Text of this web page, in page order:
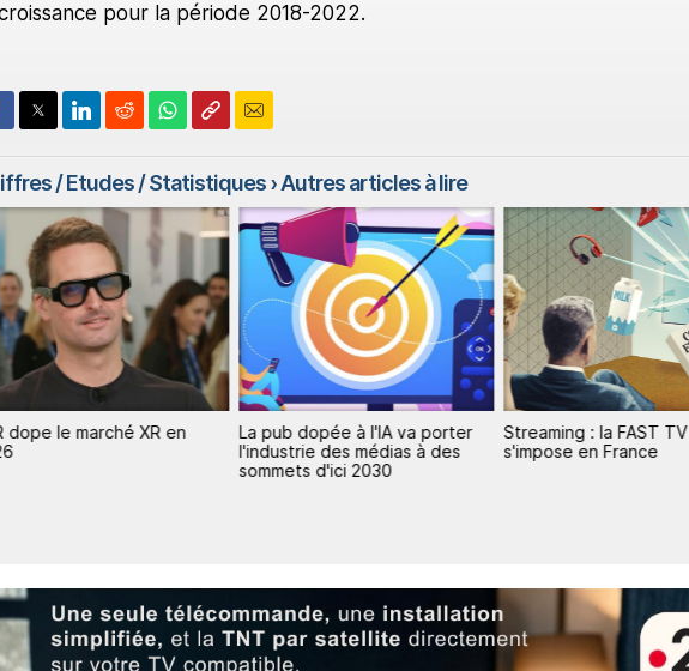
pour la période 2018-2022.
/ Etudes / Statistiques› Autres articles à lire
dope le marché XR en
La pub dopée à l'IA va porter
l'industrie des médias à des
sommets d'ici 2030
Streaming : la FAST TV
s'impose en France